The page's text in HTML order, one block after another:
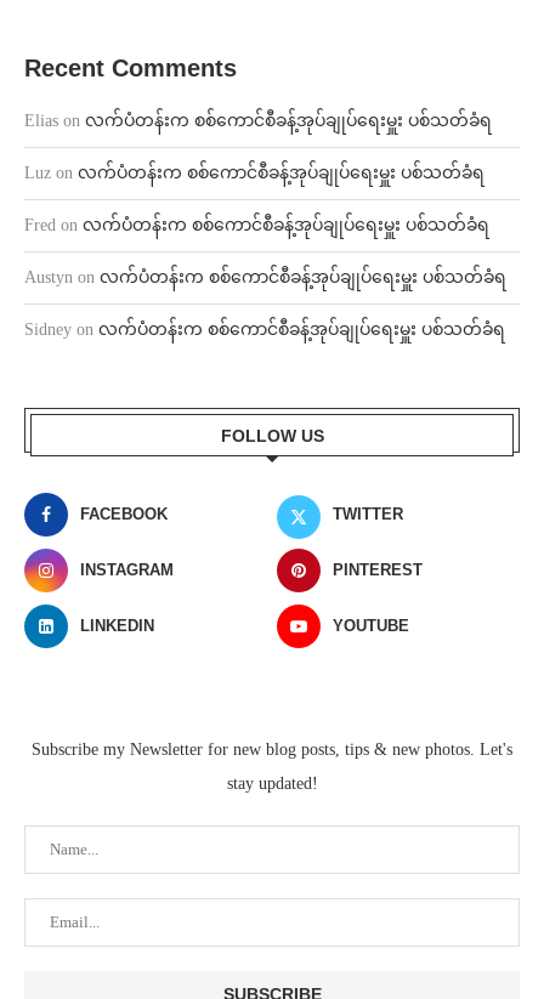
Recent Comments
Elias on လက်ပံတန်းက စစ်ကောင်စီခန့်အုပ်ချုပ်ရေးမှူး ပစ်သတ်ခံရ
Luz on လက်ပံတန်းက စစ်ကောင်စီခန့်အုပ်ချုပ်ရေးမှူး ပစ်သတ်ခံရ
Fred on လက်ပံတန်းက စစ်ကောင်စီခန့်အုပ်ချုပ်ရေးမှူး ပစ်သတ်ခံရ
Austyn on လက်ပံတန်းက စစ်ကောင်စီခန့်အုပ်ချုပ်ရေးမှူး ပစ်သတ်ခံရ
Sidney on လက်ပံတန်းက စစ်ကောင်စီခန့်အုပ်ချုပ်ရေးမှူး ပစ်သတ်ခံရ
FOLLOW US
FACEBOOK TWITTER
INSTAGRAM PINTEREST
LINKEDIN YOUTUBE
Subscribe my Newsletter for new blog posts, tips & new photos. Let's
stay updated!